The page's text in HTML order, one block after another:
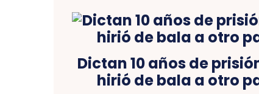
Dictan 10 años de
hirió de bala a otro